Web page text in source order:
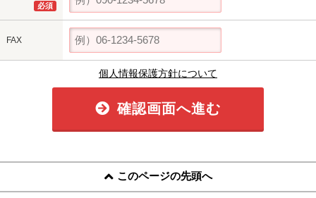
必須
FAX
個人情報保護方針について
確認画面へ進む
このページの先頭へ